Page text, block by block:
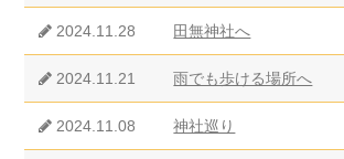
2024.11.28 田無神社へ
2024.11.21 雨でも歩ける場所へ
2024.11.08 神社巡り